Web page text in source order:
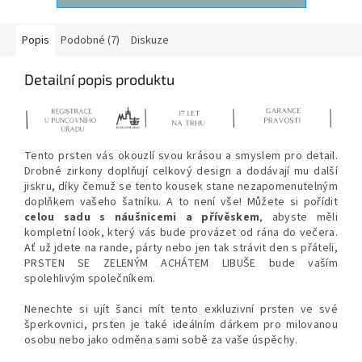
Popis Podobné (7) Diskuze
Detailní popis produktu
Tento prsten vás okouzlí svou krásou a smyslem pro detail.
Drobné zirkony doplňují celkový design a dodávají mu další
jiskru, díky čemuž se tento kousek stane nezapomenutelným
doplňkem vašeho šatníku. A to není vše! Můžete si pořídit
celou sadu s náušnicemi a přívěskem, abyste měli
kompletní look, který vás bude provázet od rána do večera.
Ať už jdete na rande, párty nebo jen tak strávit den s přáteli,
PRSTEN SE ZELENÝM ACHÁTEM LIBUŠE bude vaším
spolehlivým společníkem.
Nenechte si ujít šanci mít tento exkluzivní prsten ve své
šperkovnici, prsten je také ideálním dárkem pro milovanou
osobu nebo jako odměna sami sobě za vaše úspěchy.